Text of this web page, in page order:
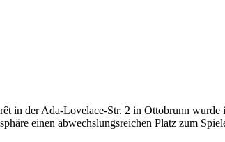
in der Ada-Lovelace-Str. 2 in Ottobrunn
einen abwechslungsreichen Platz zum